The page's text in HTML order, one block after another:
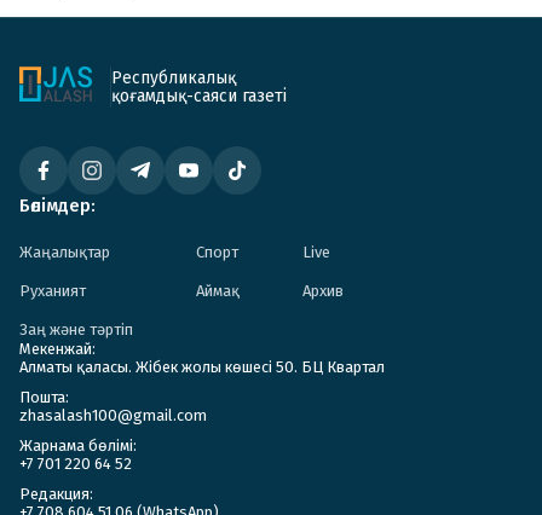
Республикалық
қоғамдық-саяси газеті
Бөлімдер:
Жаңалықтар Спорт Live
Руханият Аймақ Архив
Заң және тәртіп
Мекенжай:
Алматы қаласы. Жібек жолы көшесі 50. БЦ Квартал
Пошта:
zhasalash100@gmail.com
Жарнама бөлімі:
+7 701 220 64 52
Редакция: